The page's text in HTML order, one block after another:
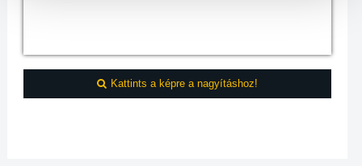
Kattints a képre a nagyításhoz!